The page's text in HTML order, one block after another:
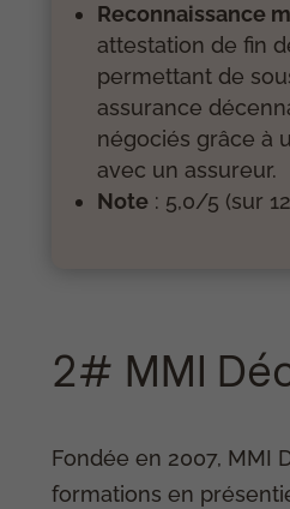
Reconnaissance
attestation de fin
permettant de
assurance
négociés grâce à
avec un assureur.
Note : 5,0/5 (sur
2# MMI
Fondée en 2007, MMI
formations en